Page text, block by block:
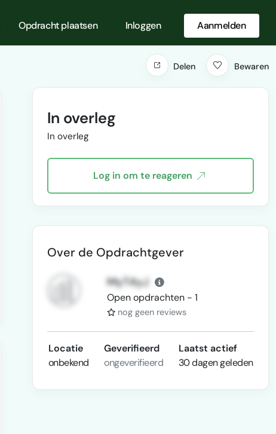
Opdracht plaatsen Inloggen Aanmelden
Delen Bewaren
In overleg
In overleg
Log in om te reageren
Over de Opdrachtgever
MyT4yJ
Open opdrachten - 1
nog geen reviews
Locatie
onbekend
Geverifieerd
ongeverifieerd
Laatst actief
30 dagen geleden